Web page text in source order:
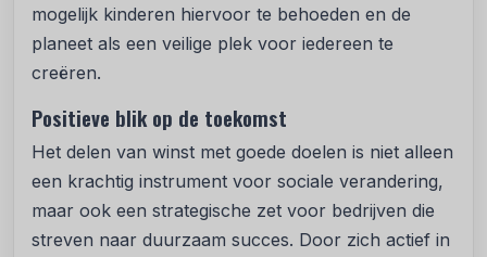
mogelijk kinderen hiervoor te behoeden en de
planeet als een veilige plek voor iedereen te
creëren.
Positieve blik op de toekomst
Het delen van winst met goede doelen is niet alleen
een krachtig instrument voor sociale verandering,
maar ook een strategische zet voor bedrijven die
streven naar duurzaam succes. Door zich actief in